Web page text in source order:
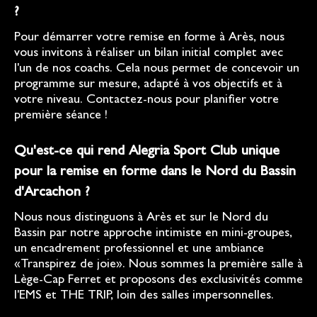
?
Pour démarrer votre remise en forme à Arès, nous
vous invitons à réaliser un bilan initial complet avec
l'un de nos coachs. Cela nous permet de concevoir un
programme sur mesure, adapté à vos objectifs et à
votre niveau. Contactez-nous pour planifier votre
première séance !
Qu'est-ce qui rend Alegria Sport Club unique
pour la remise en forme dans le Nord du Bassin
d'Arcachon ?
Nous nous distinguons à Arès et sur le Nord du
Bassin par notre approche intimiste en mini-groupes,
un encadrement professionnel et une ambiance
«Transpirez de joie». Nous sommes la première salle à
Lège-Cap Ferret et proposons des exclusivités comme
l'EMS et THE TRIP, loin des salles impersonnelles.